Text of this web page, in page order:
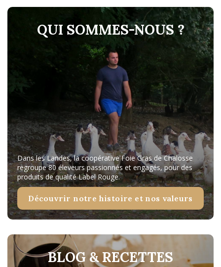
QUI SOMMES-NOUS ?
Dans les Landes, la coopérative Foie Gras de Chalosse
regroupe 80 éleveurs passionnés et engagés, pour des
produits de qualité Label Rouge.
Découvrir notre histoire et nos valeurs
BLOG & RECETTES